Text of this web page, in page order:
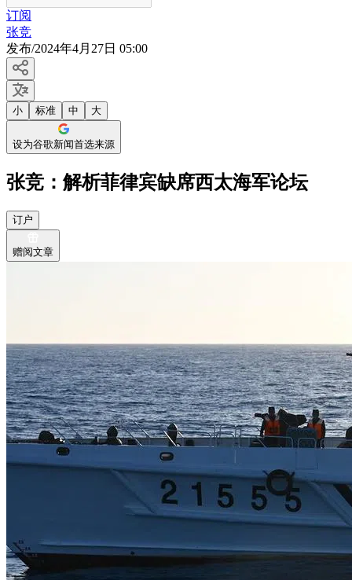
订阅
张竞
发布/2024年4月27日 05:00
小 标准 中 大
设为谷歌新闻首选来源
张竞：解析菲律宾缺席西太海军论坛
订户
赠阅文章